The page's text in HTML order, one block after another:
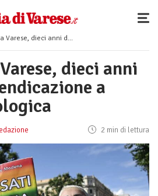
anni dopo: da rivendicazione a liturgia ideologica
dieci anni
a
2 min di lettura